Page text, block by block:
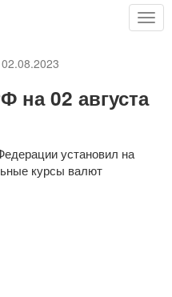
на 02 августа
установил на
курсы валют